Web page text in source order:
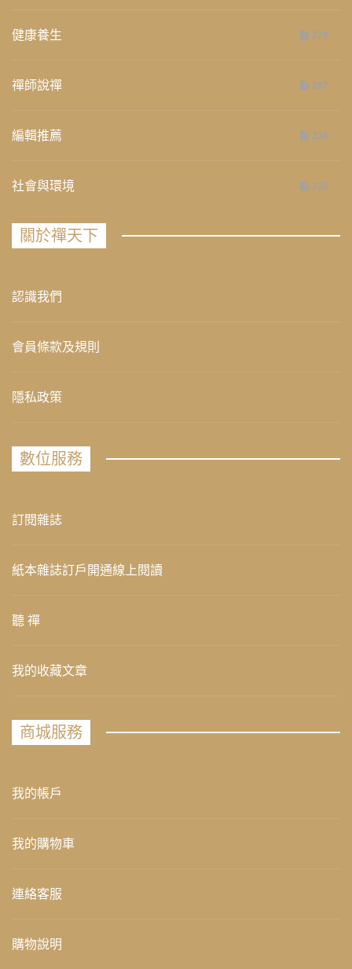
健康養生 276
禪師說禪 267
編輯推薦 236
社會與環境 235
關於禪天下
認識我們
會員條款及規則
隱私政策
數位服務
訂閱雜誌
紙本雜誌訂戶開通線上閱讀
聽 禪
我的收藏文章
商城服務
我的帳戶
我的購物車
連絡客服
購物說明